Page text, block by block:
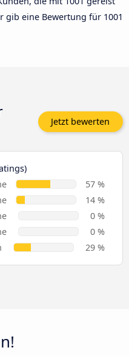
gib eine Bewertung für 1001
Jetzt bewerten
57 %
14 %
0 %
0 %
29 %